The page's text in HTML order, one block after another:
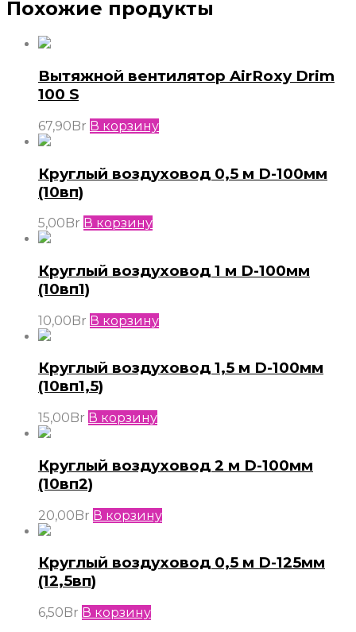
Похожие продукты
Вытяжной вентилятор AirRoxy Drim
100 S
67,90Br В корзину
Круглый воздуховод 0,5 м D-100мм
(10вп)
5,00 Br В корзину
Круглый воздуховод 1 м D-100мм
(10вп1)
10,00Br В корзину
Круглый воздуховод 1,5 м D-100мм
(10вп1,5)
15,00Br В корзину
Круглый воздуховод 2 м D-100мм
(10вп2)
20,00Br В корзину
Круглый воздуховод 0,5 м D-125мм
(12,5вп)
6,50Br В корзину